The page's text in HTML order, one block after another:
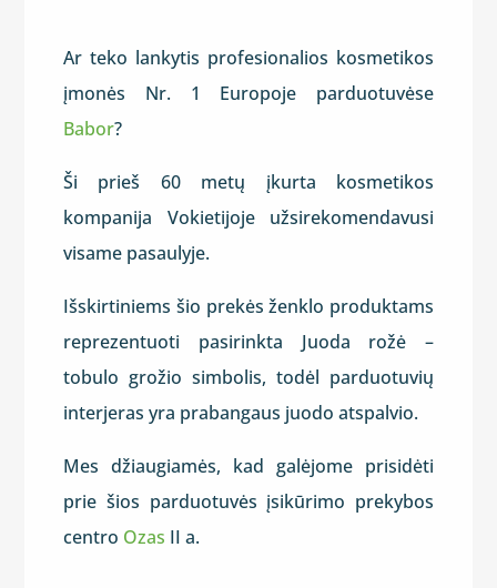
Ar teko lankytis profesionalios kosmetikos
įmonės Nr. 1 Europoje parduotuvėse
Babor?
Ši prieš 60 metų įkurta kosmetikos
kompanija Vokietijoje užsirekomendavusi
visame pasaulyje.
Išskirtiniems šio prekės ženklo produktams
reprezentuoti pasirinkta Juoda rožė –
tobulo grožio simbolis, todėl parduotuvių
interjeras yra prabangaus juodo atspalvio.
Mes džiaugiamės, kad galėjome prisidėti
prie šios parduotuvės įsikūrimo prekybos
centro Ozas II a.